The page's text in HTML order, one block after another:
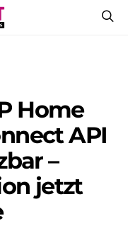
Home
API
–
jetzt